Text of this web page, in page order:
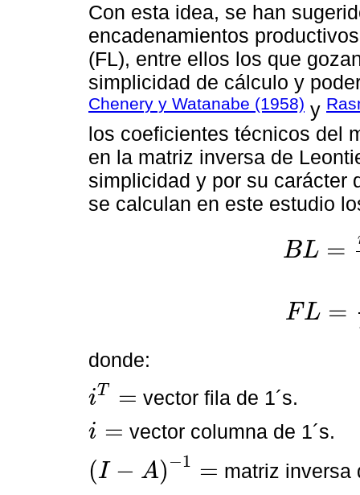
Con esta idea, se han
encadenamientos
(FL), entre ellos los que
simplicidad de cálculo y
Chenery y Watanabe (1958) y
los coeficientes técnicos del
en la matriz inversa de
simplicidad y por su carácter
se calculan en este estudio
BL =
BL= niT( -A)-
FL =
FL=n(I- A)-1i (
donde:
iT =
iT vector fila de 1´s.
i =
i= vector columna de 1´s.
(I − A) −1 =
(I A) =
matriz inversa